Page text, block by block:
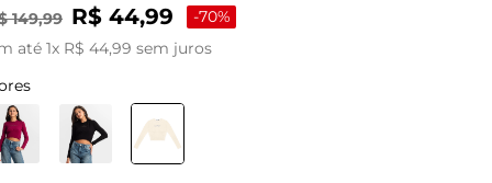
149,99 R$ 44,99 -70%
até 1x R$ 44,99 sem juros